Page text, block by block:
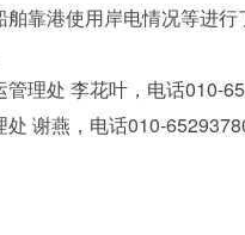
靠港使用岸电情况等进
理处 李花叶，电话010-
电话010-65293780